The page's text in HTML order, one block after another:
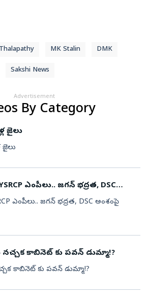
MK Stalin DMK
Sakshi News
Advertisement
By Category
జైలు
జైలు
ఎంపీలు.. జగన్ భద్రత, DSC
ఎంపీలు.. జగన్ భద్రత, DSC అంశంపై
నచ్చక కాబినెట్ కు పవన్ డుమ్మా!?
కాబినెట్ కు పవన్ డుమ్మా!?